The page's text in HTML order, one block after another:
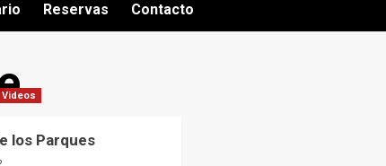
Reservas Contacto
Videos
los Parques